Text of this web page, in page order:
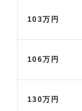
103万円
106万円
130万円